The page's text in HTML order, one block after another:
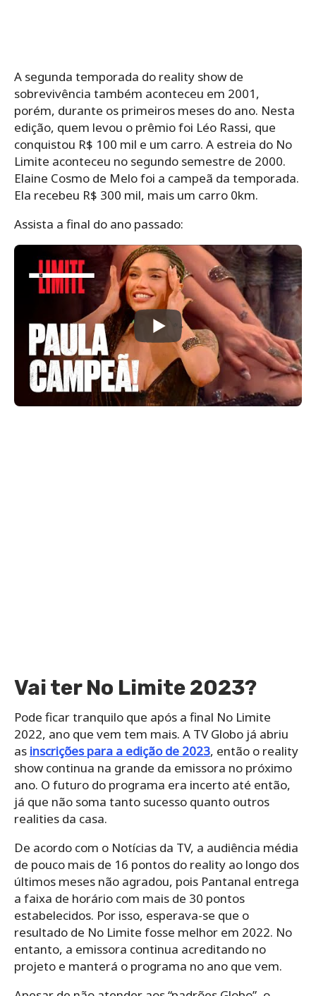
A segunda temporada do reality show de
sobrevivência também aconteceu em 2001,
porém, durante os primeiros meses do ano. Nesta
edição, quem levou o prêmio foi Léo Rassi, que
conquistou R$ 100 mil e um carro. A estreia do No
Limite aconteceu no segundo semestre de 2000.
Elaine Cosmo de Melo foi a campeã da temporada.
Ela recebeu R$ 300 mil, mais um carro 0km.
Assista a final do ano passado:
Vai ter No Limite 2023?
Pode ficar tranquilo que após a final No Limite
2022, ano que vem tem mais. A TV Globo já abriu
as inscrições para a edição de 2023, então o reality
show continua na grande da emissora no próximo
ano. O futuro do programa era incerto até então,
já que não soma tanto sucesso quanto outros
realities da casa.
De acordo com o Notícias da TV, a audiência média
de pouco mais de 16 pontos do reality ao longo dos
últimos meses não agradou, pois Pantanal entrega
a faixa de horário com mais de 30 pontos
estabelecidos. Por isso, esperava-se que o
resultado de No Limite fosse melhor em 2022. No
entanto, a emissora continua acreditando no
projeto e manterá o programa no ano que vem.